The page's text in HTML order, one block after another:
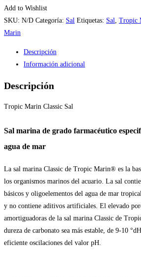
Add to Wishlist
SKU: N/D Categoría: Sal Etiquetas: Sal Tropic
Marin
Descripción
Información adicional
Descripción
Tropic Marin Classic Sal
Sal marina de grado farmacéutico
agua de mar
La sal marina Classic de Tropic Marin® es la
los organismos marinos del acuario. La sal
básicos y oligoelementos del agua de mar
y no contiene aditivos artificiales. El elevado
amortiguadoras de la sal marina Classic de
dureza de carbonato sea más estable, de 9-10
eficiente oscilaciones del valor pH.